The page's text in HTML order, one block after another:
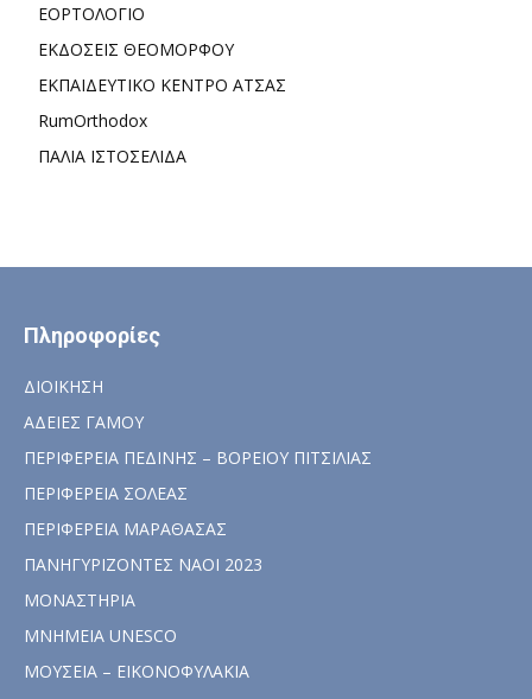
ΕΟΡΤΟΛΟΓΙΟ
ΕΚΔΟΣΕΙΣ ΘΕΟΜΟΡΦΟΥ
ΕΚΠΑΙΔΕΥΤΙΚΟ ΚΕΝΤΡΟ ΑΤΣΑΣ
RumOrthodox
ΠΑΛΙΑ ΙΣΤΟΣΕΛΙΔΑ
Πληροφορίες
ΔΙΟΙΚΗΣΗ
ΑΔΕΙΕΣ ΓΑΜΟΥ
ΠΕΡΙΦΕΡΕΙΑ ΠΕΔΙΝΗΣ – ΒΟΡΕΙΟΥ ΠΙΤΣΙΛΙΑΣ
ΠΕΡΙΦΕΡΕΙΑ ΣΟΛΕΑΣ
ΠΕΡΙΦΕΡΕΙΑ ΜΑΡΑΘΑΣΑΣ
ΠΑΝΗΓΥΡΙΖΟΝΤΕΣ ΝΑΟΙ 2023
ΜΟΝΑΣΤΗΡΙΑ
ΜΝΗΜΕΙΑ UNESCO
ΜΟΥΣΕΙΑ – ΕΙΚΟΝΟΦΥΛΑΚΙΑ